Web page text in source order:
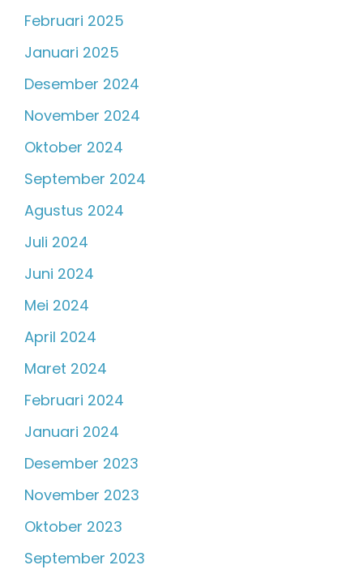
Februari 2025
Januari 2025
Desember 2024
November 2024
Oktober 2024
September 2024
Agustus 2024
Juli 2024
Juni 2024
Mei 2024
April 2024
Maret 2024
Februari 2024
Januari 2024
Desember 2023
November 2023
Oktober 2023
September 2023